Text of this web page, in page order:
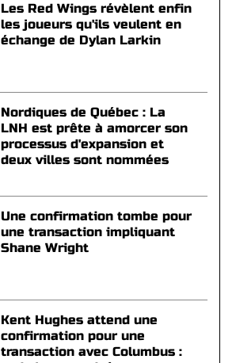
Les Red Wings révèlent enfin
les joueurs qu'ils veulent en
échange de Dylan Larkin
Nordiques de Québec : La
LNH est prête à amorcer son
processus d'expansion et
deux villes sont nommées
Une confirmation tombe pour
une transaction impliquant
Shane Wright
Kent Hughes attend une
confirmation pour une
transaction avec Columbus :